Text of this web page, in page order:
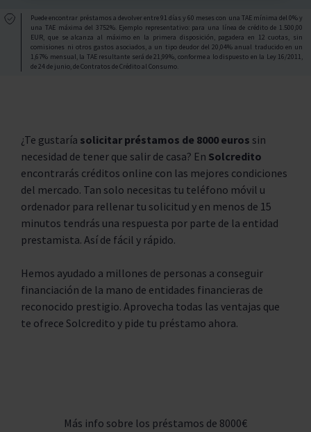
Puede encontrar préstamos a devolver entre 91 días y 60 meses con una TAE mínima del 0% y
una TAE máxima del 3752%. Ejemplo representativo: para una línea de crédito de 1.500,00
EUR, que se alcanza al máximo en la primera disposición, pagadera en 12 cuotas, sin
comisiones ni otros gastos asociados, a un tipo deudor del 20,04% anual traducido en un
1,67% mensual, la TAE resultante será de 21,99%, conforme a lo dispuesto en la Ley 16/2011,
de 24 de junio, de Contratos de Crédito al Consumo.
¿Te gustaría solicitar préstamos de 8000 euros sin
necesidad de tener que salir de casa? En Solcredito
encontrarás créditos online con las mejores condiciones
del mercado. Tan solo necesitas tu teléfono móvil u
ordenador para rellenar tu solicitud y en menos de 15
minutos tendrás una respuesta por parte de la entidad
prestamista. Así de fácil y rápido.
Hemos ayudado a millones de personas a conseguir
financiación de la mano de entidades financieras de
reconocido prestigio. Aprovecha todas las ventajas que
te ofrece Solcredito y pide tu préstamo ahora.
Más info sobre los préstamos de 8000€